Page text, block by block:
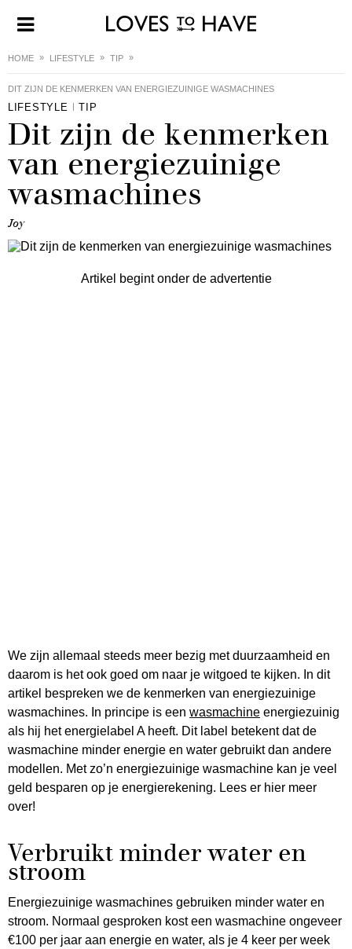
HOME LIFESTYLE TIP
DIT ZIJN DE KENMERKEN VAN ENERGIEZUINIGE WASMACHINES
LIFESTYLE TIP
Dit zijn de kenmerken
van energiezuinige
wasmachines
Joy
Artikel begint onder de advertentie
We zijn allemaal steeds meer bezig met duurzaamheid en
daarom is het ook goed om naar je witgoed te kijken. In dit
artikel bespreken we de kenmerken van energiezuinige
wasmachines. In principe is een wasmachine energiezuinig
als hij het energielabel A heeft. Dit label betekent dat de
wasmachine minder energie en water gebruikt dan andere
modellen. Met zo’n energiezuinige wasmachine kan je veel
geld besparen op je energierekening. Lees er hier meer
over!
Verbruikt minder water en
stroom
Energiezuinige wasmachines gebruiken minder water en
stroom. Normaal gesproken kost een wasmachine ongeveer
€100 per jaar aan energie en water, als je 4 keer per week